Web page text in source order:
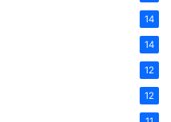
14
14
12
12